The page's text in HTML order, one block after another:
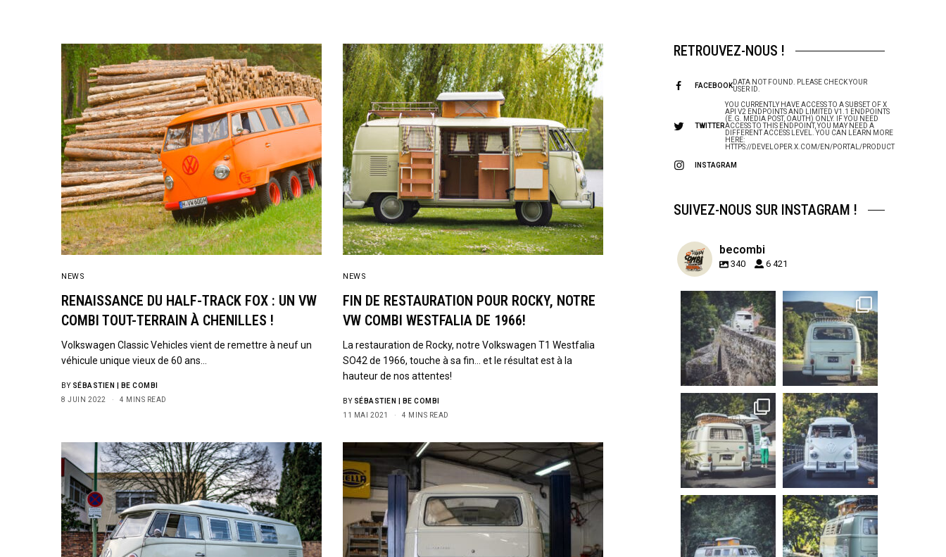
NEWS
RENAISSANCE DU HALF-TRACK FOX : UN VW
COMBI TOUT-TERRAIN À CHENILLES !
Volkswagen Classic Vehicles vient de remettre à neuf un
véhicule unique vieux de 60 ans…
BY SÉBASTIEN | BE COMBI
8 JUIN 2022
4 MINS READ
NEWS
FIN DE RESTAURATION POUR ROCKY, NOTRE
VW COMBI WESTFALIA DE 1966!
La restauration de Rocky, notre Volkswagen T1 Westfalia
SO42 de 1966, touche à sa fin… et le résultat est à la
hauteur de nos attentes!
BY SÉBASTIEN | BE COMBI
11 MAI 2021
4 MINS READ
RETROUVEZ-NOUS !
FACEBOOKDATA NOT FOUND. PLEASE CHECK YOUR
USER ID.
TWITTER
YOU CURRENTLY HAVE ACCESS TO A SUBSET OF X
API V2 ENDPOINTS AND LIMITED V1.1 ENDPOINTS
(E.G. MEDIA POST, OAUTH) ONLY. IF YOU NEED
ACCESS TO THIS ENDPOINT, YOU MAY NEED A
DIFFERENT ACCESS LEVEL. YOU CAN LEARN MORE
HERE:
HTTPS://DEVELOPER.X.COM/EN/PORTAL/PRODUCT
INSTAGRAM
SUIVEZ-NOUS SUR INSTAGRAM !
becombi
340 6 421
becombi
Sep 15
219
3
becombi
Sep 12
216
3
becombi
Sep 10
220
4
becombi
Août 10
177
becombi becombi